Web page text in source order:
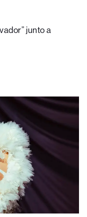
junto a